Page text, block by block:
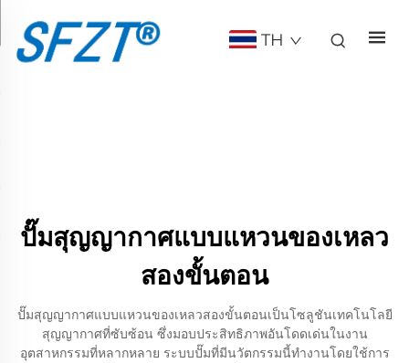
TH
ปั๊มสุญญากาศแบบแหวนของเหลว
สองขั้นตอน
ปั๊มสุญญากาศแบบแหวนของเหลวสองขั้นตอนเป็นโซลูชันเทคโนโลยี
สุญญากาศที่ซับซ้อน ซึ่งมอบประสิทธิภาพอันโดดเด่นในงาน
อุตสาหกรรมที่หลากหลาย ระบบปั๊มที่มีนวัตกรรมนี้ทำงานโดยใช้การ